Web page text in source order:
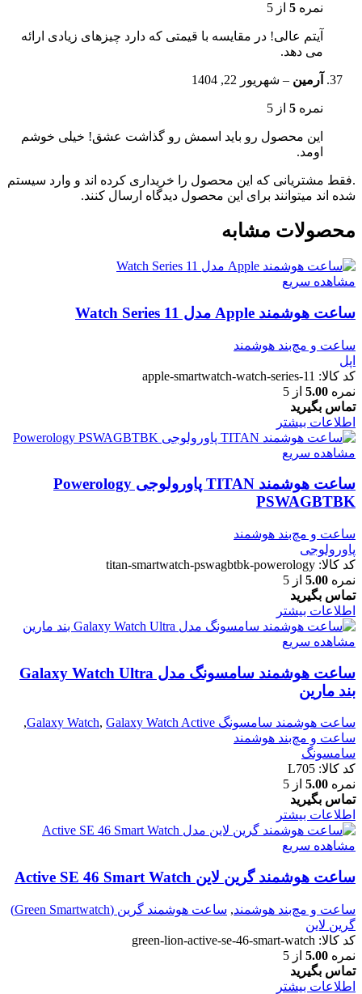
نمره 5 از 5
آیتم عالی! در مقایسه با قیمتی که دارد چیزهای زیادی ارائه
می دهد.
آرمین – شهریور 22, 1404
نمره 5 از 5
این محصول رو باید اسمش رو گذاشت عشق! خیلی خوشم
اومد.
.فقط مشتریانی که این محصول را خریداری کرده اند و وارد سیستم
شده اند میتوانند برای این محصول دیدگاه ارسال کنند.
محصولات مشابه
مشاهده سریع
ساعت هوشمند Apple مدل Watch Series 11
ساعت و مچ‌بند هوشمند
اپل
کد کالا: apple-smartwatch-watch-series-11
نمره 5.00 از 5
تماس بگیرید
اطلاعات بیشتر
مشاهده سریع
ساعت هوشمند TITAN پاورولوجی Powerology
PSWAGBTBK
ساعت و مچ‌بند هوشمند
پاورولوجی
کد کالا: titan-smartwatch-pswagbtbk-powerology
نمره 5.00 از 5
تماس بگیرید
اطلاعات بیشتر
مشاهده سریع
ساعت هوشمند سامسونگ مدل Galaxy Watch Ultra
بند مارین
ساعت هوشمند سامسونگ Galaxy Watch , Galaxy Watch Active
,
ساعت و مچ‌بند هوشمند
سامسونگ
کد کالا: L705
نمره 5.00 از 5
تماس بگیرید
اطلاعات بیشتر
مشاهده سریع
ساعت هوشمند گرین لاین Active SE 46 Smart Watch
ساعت و مچ‌بند هوشمند, ساعت هوشمند گرین (Green Smartwatch)
گرین لاین
کد کالا: green-lion-active-se-46-smart-watch
نمره 5.00 از 5
تماس بگیرید
اطلاعات بیشتر